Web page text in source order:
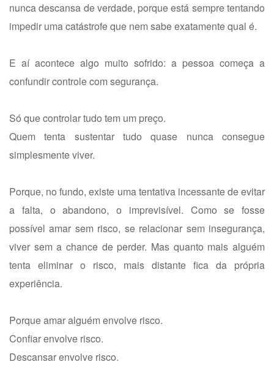
nunca descansa de verdade, porque está sempre tentando
impedir uma catástrofe que nem sabe exatamente qual é.
E aí acontece algo muito sofrido: a pessoa começa a
confundir controle com segurança.
Só que controlar tudo tem um preço.
Quem tenta sustentar tudo quase nunca consegue
simplesmente viver.
Porque, no fundo, existe uma tentativa incessante de evitar
a falta, o abandono, o imprevisível. Como se fosse
possível amar sem risco, se relacionar sem insegurança,
viver sem a chance de perder. Mas quanto mais alguém
tenta eliminar o risco, mais distante fica da própria
experiência.
Porque amar alguém envolve risco.
Confiar envolve risco.
Descansar envolve risco.